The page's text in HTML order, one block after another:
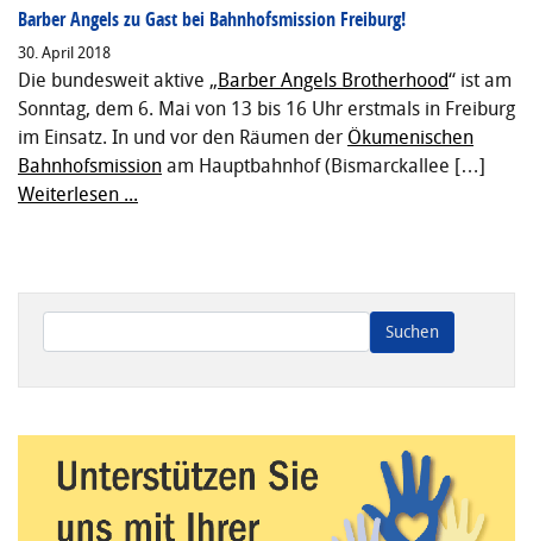
Barber Angels zu Gast bei Bahnhofsmission Freiburg!
30. April 2018
Die bundesweit aktive „ Barber Angels Brotherhood“ ist am
Sonntag, dem 6. Mai von 13 bis 16 Uhr erstmals in Freiburg
im Einsatz. In und vor den Räumen der Ökumenischen
Bahnhofsmission am Hauptbahnhof (Bismarckallee […]
Weiterlesen ...
Wenn die Ergebnisse der automatischen Vervollständigung